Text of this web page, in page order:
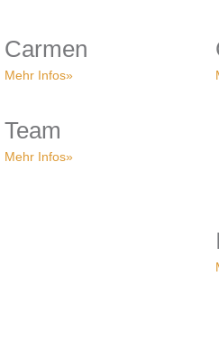
Carmen
Mehr Infos»
Team
Mehr Infos»